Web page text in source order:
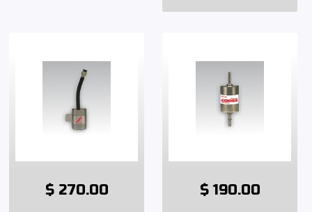
$ 270.00 $ 190.00